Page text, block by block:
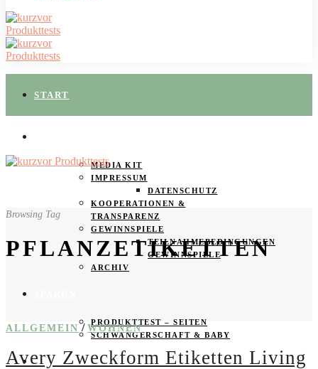
START
MEDIA KIT
IMPRESSUM
DATENSCHUTZ
KOOPERATIONEN &
TRANSPARENZ
GEWINNSPIELE
TEILNAHMEBEDINGUNGEN
GEWINNSPIELE
ARCHIV
PRODUKTTEST – SEITEN
SCHWANGERSCHAFT & BABY
PRODUKTTESTER GESUCHT
Browsing Tag
PFLANZETIKETTEN
ALLGEMEIN / WOHNEN
Avery Zweckform Etiketten Living